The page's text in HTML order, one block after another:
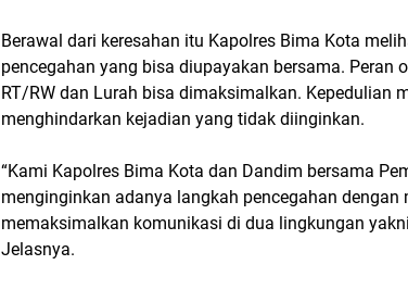
Berawal dari keresahan itu Kapolres Bima Kota
pencegahan yang bisa diupayakan bersama. Peran
RT/RW dan Lurah bisa dimaksimalkan. Kepedulian
menghindarkan kejadian yang tidak diinginkan.
“Kami Kapolres Bima Kota dan Dandim bersama
menginginkan adanya langkah pencegahan dengan
memaksimalkan komunikasi di dua lingkungan
Jelasnya.